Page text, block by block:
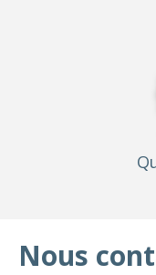
Nous